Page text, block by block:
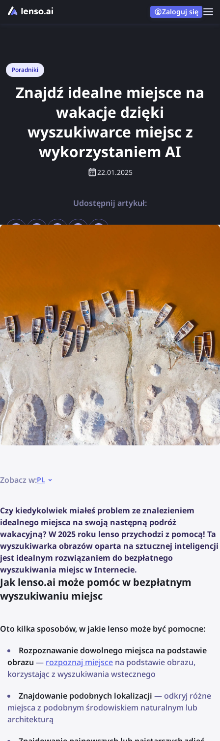
Zaloguj się
Poradniki
Znajdź idealne miejsce na
wakacje dzięki
wyszukiwarce miejsc z
wykorzystaniem AI
22.01.2025
Udostępnij artykuł:
Zobacz w:PL
Czy kiedykolwiek miałeś problem ze znalezieniem
idealnego miejsca na swoją następną podróż
wakacyjną? W 2025 roku lenso przychodzi z pomocą! Ta
wyszukiwarka obrazów oparta na sztucznej inteligencji
jest idealnym rozwiązaniem do bezpłatnego
wyszukiwania miejsc w Internecie.
Jak lenso.ai może pomóc w bezpłatnym
wyszukiwaniu miejsc
Oto kilka sposobów, w jakie lenso może być pomocne:
Rozpoznawanie dowolnego miejsca na podstawie
obrazu — rozpoznaj miejsce na podstawie obrazu,
korzystając z wyszukiwania wstecznego
Znajdowanie podobnych lokalizacji — odkryj różne
miejsca z podobnym środowiskiem naturalnym lub
architekturą